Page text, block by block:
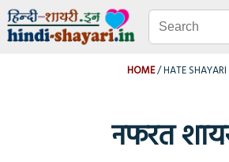
HOME HATE SHAYARI
नफरत